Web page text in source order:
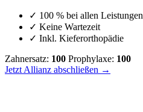
✓ 100 % bei allen Leistungen
✓ Keine Wartezeit
✓ Inkl. Kieferorthopädie
Zahnersatz: 100 Prophylaxe: 100
Jetzt Allianz abschließen →